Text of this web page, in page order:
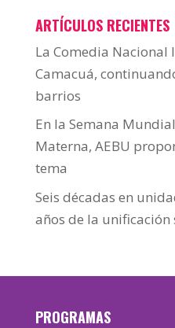
ARTÍCULOS RECIENTES
La Comedia Nacional
Camacuá,
barrios
En la Semana
Materna, AEBU
tema
Seis décadas en
años de la
PROGRAMAS